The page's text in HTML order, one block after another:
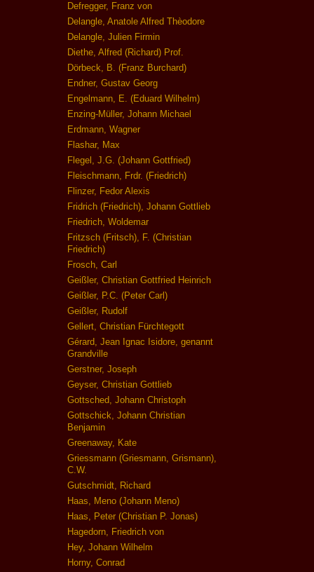
Defregger, Franz von
Delangle, Anatole Alfred Thèodore
Delangle, Julien Firmin
Diethe, Alfred (Richard) Prof.
Dörbeck, B. (Franz Burchard)
Endner, Gustav Georg
Engelmann, E. (Eduard Wilhelm)
Enzing-Müller, Johann Michael
Erdmann, Wagner
Flashar, Max
Flegel, J.G. (Johann Gottfried)
Fleischmann, Frdr. (Friedrich)
Flinzer, Fedor Alexis
Fridrich (Friedrich), Johann Gottlieb
Friedrich, Woldemar
Fritzsch (Fritsch), F. (Christian
Friedrich)
Frosch, Carl
Geißler, Christian Gottfried Heinrich
Geißler, P.C. (Peter Carl)
Geißler, Rudolf
Gellert, Christian Fürchtegott
Gérard, Jean Ignac Isidore, genannt
Grandville
Gerstner, Joseph
Geyser, Christian Gottlieb
Gottsched, Johann Christoph
Gottschick, Johann Christian
Benjamin
Greenaway, Kate
Griessmann (Griesmann, Grismann),
C.W.
Gutschmidt, Richard
Haas, Meno (Johann Meno)
Haas, Peter (Christian P. Jonas)
Hagedorn, Friedrich von
Hey, Johann Wilhelm
Horny, Conrad